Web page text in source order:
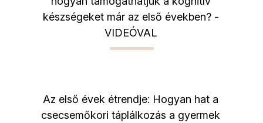
készségeket már az első években? -
VIDEÓVAL
Az első évek étrendje: Hogyan hat a
csecsemőkori táplálkozás a gyermek